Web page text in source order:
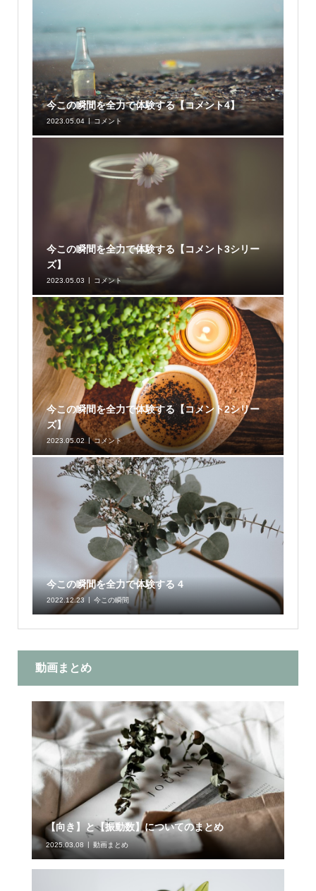
今この瞬間を全力で体験する【コメント4】
2023.05.04 コメント
今この瞬間を全力で体験する【コメント3シリー
ズ】
2023.05.03 コメント
今この瞬間を全力で体験する【コメント2シリー
ズ】
2023.05.02 コメント
今この瞬間を全力で体験する 4
2022.12.23 今この瞬間
動画まとめ
【向き】と【振動数】についてのまとめ
2025.03.08 動画まとめ